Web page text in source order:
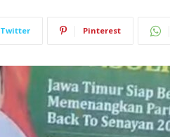
Twitter Pinterest